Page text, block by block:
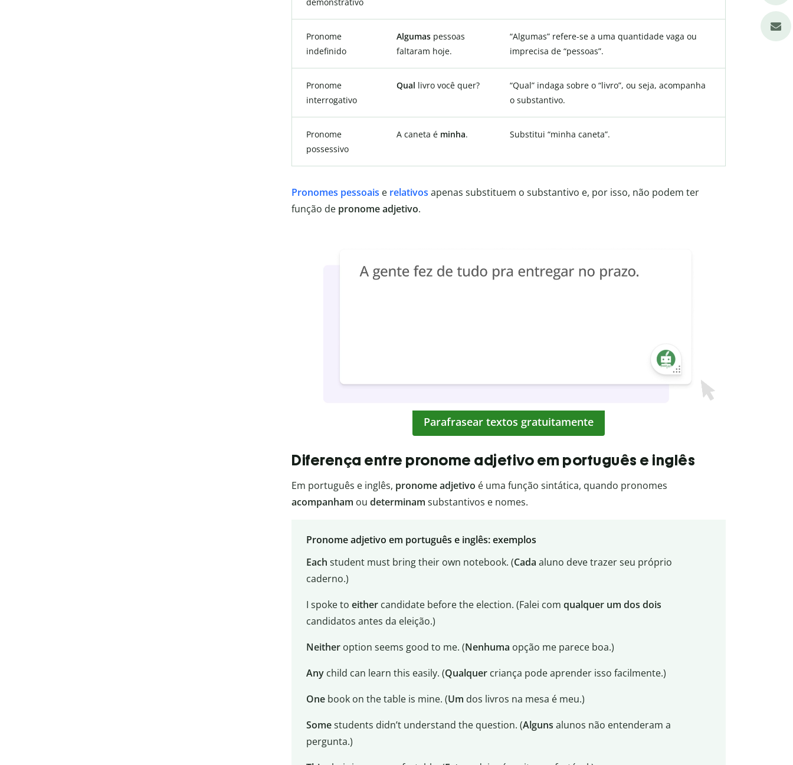
Pronome
indefinido
Algumas pessoas
faltaram hoje.
“Algumas” refere-se a uma quantidade vaga ou
imprecisa de “pessoas”.
Pronome
interrogativo
Qual livro você quer?
“Qual” indaga sobre o “livro”, ou seja, acompanha
o substantivo.
Pronome
possessivo
A caneta é minha. Substitui “minha caneta”.
Pronomes pessoais e relativos apenas substituem o substantivo e, por isso, não podem ter
função de pronome adjetivo.
Parafrasear textos gratuitamente
Diferença entre pronome adjetivo em português e inglês
Em português e inglês, pronome adjetivo é uma função sintática, quando pronomes
acompanham ou determinam substantivos e nomes.
Pronome adjetivo em português e inglês: exemplos
Each student must bring their own notebook. (Cada aluno deve trazer seu próprio
caderno.)
I spoke to eithercandidate before the election. (Falei com qualquer um dos dois
candidatos antes da eleição.)
Neitheroption seems good to me. (Nenhuma opção me parece boa.)
Anychild can learn this easily. (Qualquercriança pode aprender isso facilmente.)
Onebook on the table is mine. (Um dos livros na mesa é meu.)
Somestudents didn’t understand the question. (Alguns alunos não entenderam a
pergunta.)